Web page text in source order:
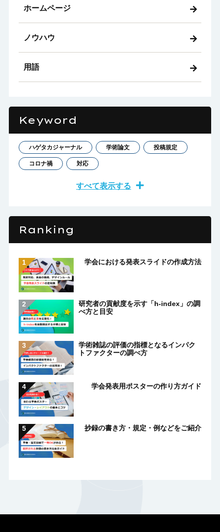
ホームページ
ノウハウ
用語
Keyword
ハゲタカジャーナル 学術論文 投稿規定
コロナ禍 対応
すべて表示する
Ranking
学会における発表スライドの作成方法
研究者の貢献度を示す「h-index」の調
べ方と目安
学術雑誌の評価の指標となるインパク
トファクターの調べ方
学会発表用ポスターの作り方ガイド
抄録の書き方・規定・例などをご紹介